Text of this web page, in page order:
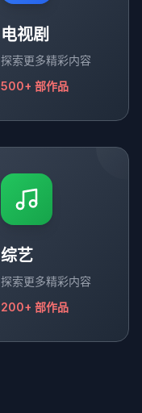
电视剧
探索更多精彩内容
500+ 部作品
综艺
探索更多精彩内容
200+ 部作品